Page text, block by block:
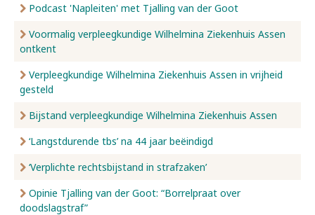
Podcast 'Napleiten' met Tjalling van der Goot
Voormalig verpleegkundige Wilhelmina Ziekenhuis Assen
ontkent
Verpleegkundige Wilhelmina Ziekenhuis Assen in vrijheid
gesteld
Bijstand verpleegkundige Wilhelmina Ziekenhuis Assen
‘Langstdurende tbs’ na 44 jaar beëindigd
‘Verplichte rechtsbijstand in strafzaken’
Opinie Tjalling van der Goot: “Borrelpraat over
doodslagstraf”